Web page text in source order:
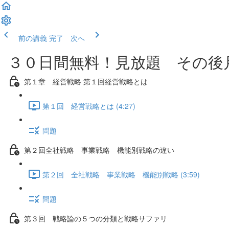
前の講義 完了 次へ
３０日間無料！見放題 その後
第１章 経営戦略 第１回経営戦略とは
第１回 経営戦略とは (4:27)
問題
第２回全社戦略 事業戦略 機能別戦略の違い
第２回 全社戦略 事業戦略 機能別戦略 (3:59)
問題
第３回 戦略論の５つの分類と戦略サファリ